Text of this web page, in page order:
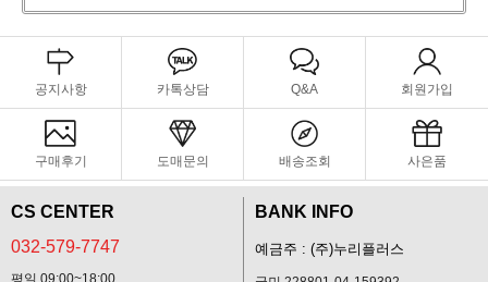
공지사항 카톡상담 Q&A 회원가입
구매후기 도매문의 배송조회 사은품
CS CENTER
032-579-7747
평일 09:00~18:00
BANK INFO
예금주 : (주)누리플러스